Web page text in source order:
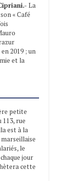
La
« Café
2019 ; un
et la
petite
113, rue
est à la
le
jour
cette